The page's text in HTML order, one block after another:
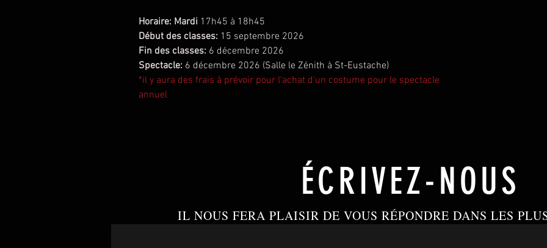
Horaire: Mardi 17h45 à 18h45
Début des classes: 15 septembre 2026
Fin des classes: 6 décembre 2026
Spectacle: 6 décembre 2026 (Salle le Zénith à St-Eustache)
*il y aura des frais à prévoir pour l'achat d'un costume pour le spectacle
annuel
ÉCRIVEZ-NOUS
IL NOUS FERA PLAISIR DE VOUS RÉPONDRE DANS LES